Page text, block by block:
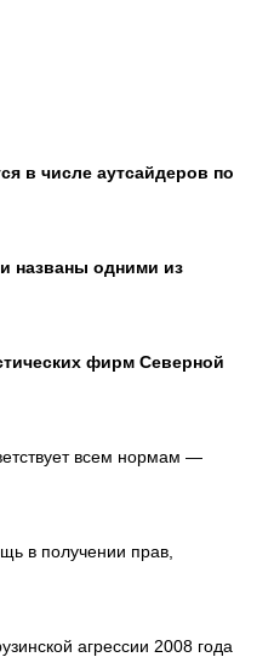
в числе аутсайдеров по
названы одними из
фирм Северной
всем нормам —
в получении прав,
агрессии 2008 года